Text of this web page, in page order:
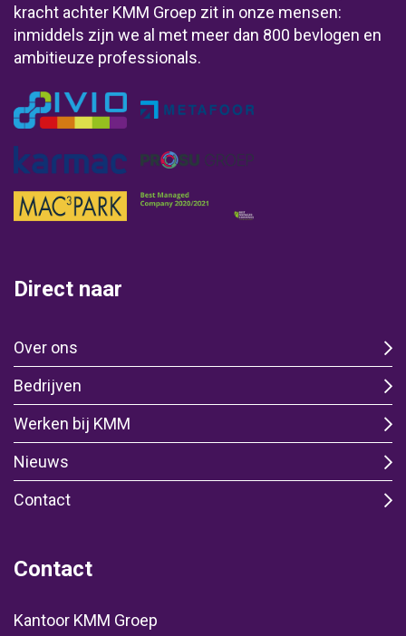
kracht achter KMM Groep zit in onze mensen:
inmiddels zijn we al met meer dan 800 bevlogen en
ambitieuze professionals.
Direct naar
Over ons
Bedrijven
Werken bij KMM
Nieuws
Contact
Contact
Kantoor KMM Groep